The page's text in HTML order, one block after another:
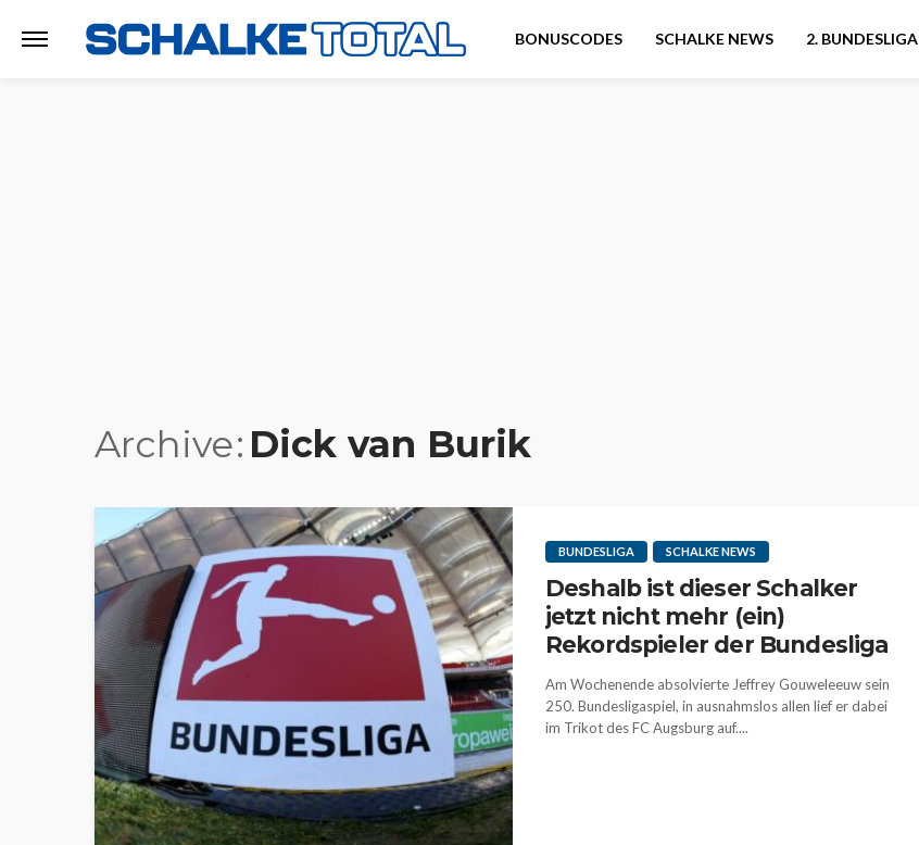
BONUSCODES SCHALKE NEWS 2. BUNDESLIGA
Archive Dick van Burik
BUNDESLIGA SCHALKE NEWS
Deshalb ist dieser Schalker
jetzt nicht mehr (ein)
Rekordspieler der Bundesliga
Am Wochenende absolvierte Jeffrey Gouweleeuw sein
250. Bundesligaspiel, in ausnahmslos allen lief er dabei
im Trikot des FC Augsburg auf....